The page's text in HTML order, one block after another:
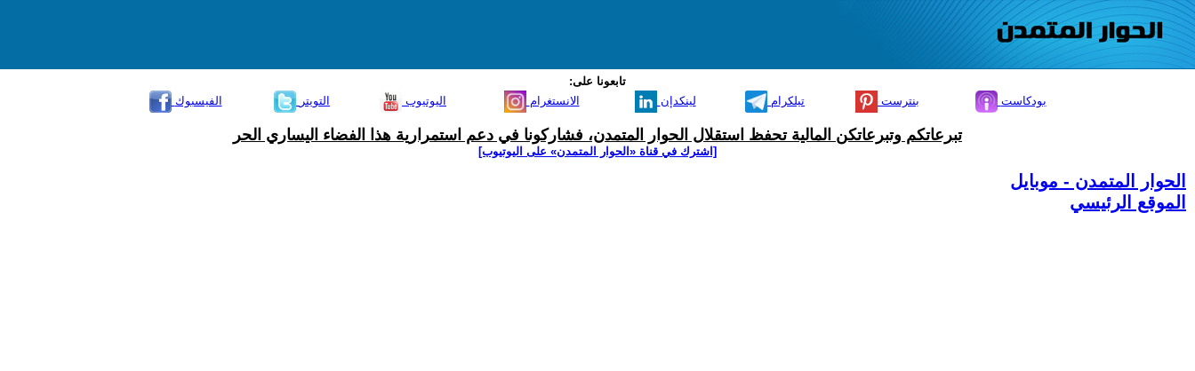
تابعونا على:
الفيسبوك
التويتر اليوتيوب الانستغرام لينكدإن تيلكرام بنترست بودكاست
تبرعاتكم وتبرعاتكن المالية تحفظ استقلال الحوار المتمدن، فشاركونا في دعم استمرارية هذا الفضاء اليساري الحر
[اشترك في قناة ‫«الحوار المتمدن» على اليوتيوب]
الحوار المتمدن - موبايل
الموقع الرئيسي